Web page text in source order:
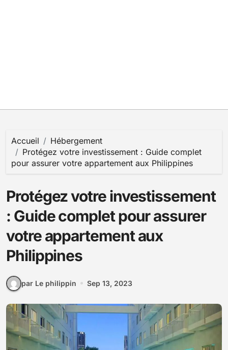
Accueil
Hébergement
Protégez votre investissement : Guide complet
pour assurer votre appartement aux Philippines
Protégez votre investissement
: Guide complet pour assurer
votre appartement aux
Philippines
par Le philippin Sep 13, 2023